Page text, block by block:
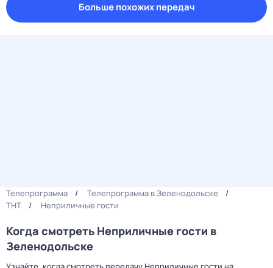
Больше похожих передач
Телепрограмма
Телепрограмма в Зеленодольске
ТНТ
Неприличные гости
Когда смотреть Неприличные гости в
Зеленодольске